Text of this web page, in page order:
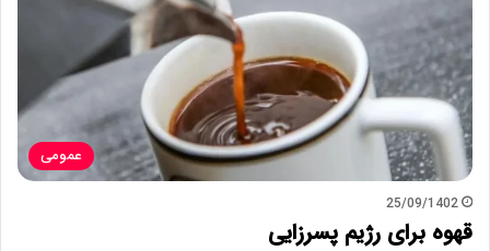
عمومی
25/09/1402
قهوه برای رژیم پسرزایی